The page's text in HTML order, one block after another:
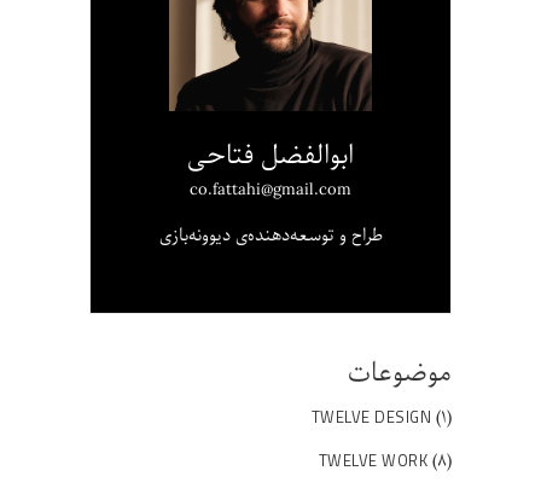
ابوالفضل فتاحی
co.fattahi@gmail.com
طراح و توسعه‌دهنده‌ی دیوونه‌بازی
موضوعات
TWELVE DESIGN (۱)
TWELVE WORK (۸)